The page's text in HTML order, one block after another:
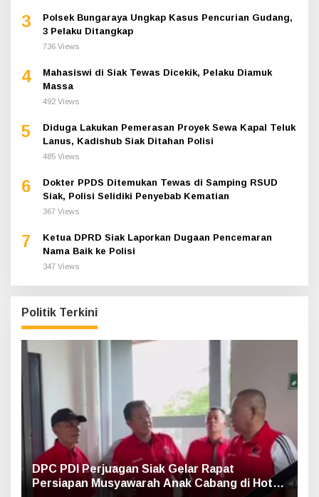
3
Polsek Bungaraya Ungkap Kasus Pencurian Gudang,
3 Pelaku Ditangkap
736 Views
4
Mahasiswi di Siak Tewas Dicekik, Pelaku Diamuk
Massa
492 Views
5
Diduga Lakukan Pemerasan Proyek Sewa Kapal Teluk
Lanus, Kadishub Siak Ditahan Polisi
485 Views
6
Dokter PPDS Ditemukan Tewas di Samping RSUD
Siak, Polisi Selidiki Penyebab Kematian
367 Views
7
Ketua DPRD Siak Laporkan Dugaan Pencemaran
Nama Baik ke Polisi
347 Views
Politik Terkini
DPC PDI Perjuagan Siak Gelar Rapat
Persiapan Musyawarah Anak Cabang di Hotel